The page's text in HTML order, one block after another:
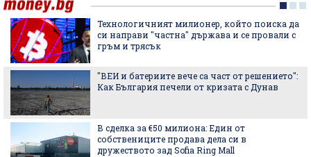
Технологичният милионер, който поиска да
си направи "частна" държава и се провали с
гръм и трясък
"ВЕИ и батериите вече са част от решението":
Как България печели от кризата с Дунав
В сделка за €50 милиона: Един от
собствениците продава дела си в
дружеството зад Sofia Ring Mall